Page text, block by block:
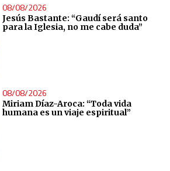
08/08/2026
Jesús Bastante: “Gaudí será santo
para la Iglesia, no me cabe duda”
08/08/2026
Miriam Díaz-Aroca: “Toda vida
humana es un viaje espiritual”